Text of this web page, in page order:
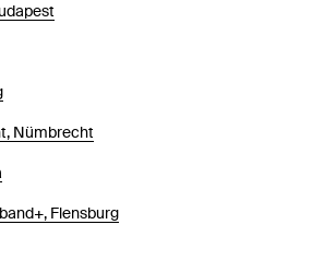
Nümbrecht
Flensburg